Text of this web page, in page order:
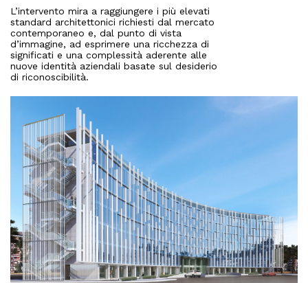
About
Works
All Projects
Offices
L’intervento mira a raggiungere i più elevati
standard architettonici richiesti dal mercato
contemporaneo e, dal punto di vista
d’immagine, ad esprimere una ricchezza di
significati e una complessità aderente alle
nuove identità aziendali basate sul desiderio
di riconoscibilità.